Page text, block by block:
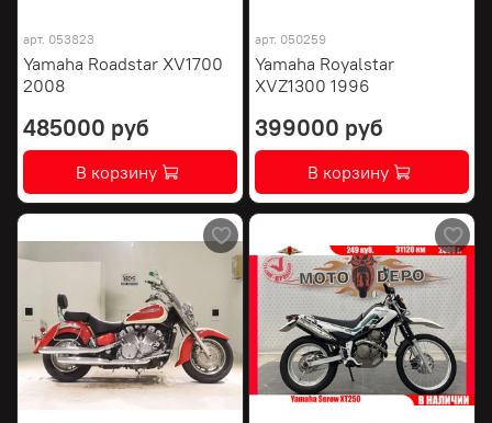
арт. 053823
Yamaha Roadstar XV1700
2008
485000 руб
В корзину
арт. 050259
Yamaha Royalstar
XVZ1300 1996
399000 руб
В корзину